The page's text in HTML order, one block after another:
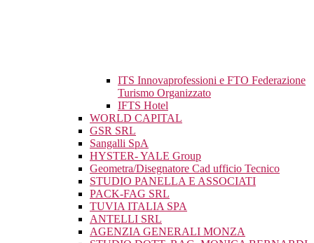
ITS Innovaprofessioni e FTO Federazione
Turismo Organizzato
IFTS Hotel
WORLD CAPITAL
GSR SRL
Sangalli SpA
HYSTER- YALE Group
Geometra/Disegnatore Cad ufficio Tecnico
STUDIO PANELLA E ASSOCIATI
PACK-FAG SRL
TUVIA ITALIA SPA
ANTELLI SRL
AGENZIA GENERALI MONZA